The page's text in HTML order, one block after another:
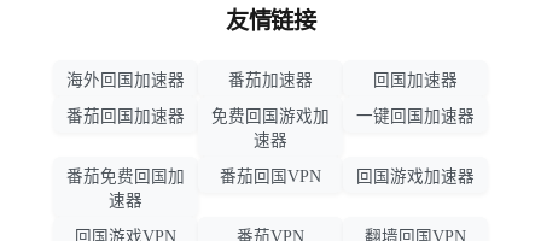
友情链接
海外回国加速器 番茄加速器
回国加速器
番茄回国加速器
免费回国游戏加
速器
一键回国加速器
番茄免费回国加
速器
番茄回国VPN 回国游戏加速器
回国游戏VPN 番茄VPN 翻墙回国VPN